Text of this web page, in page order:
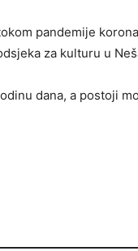
pandemije
za kulturu u
dana, a postoji